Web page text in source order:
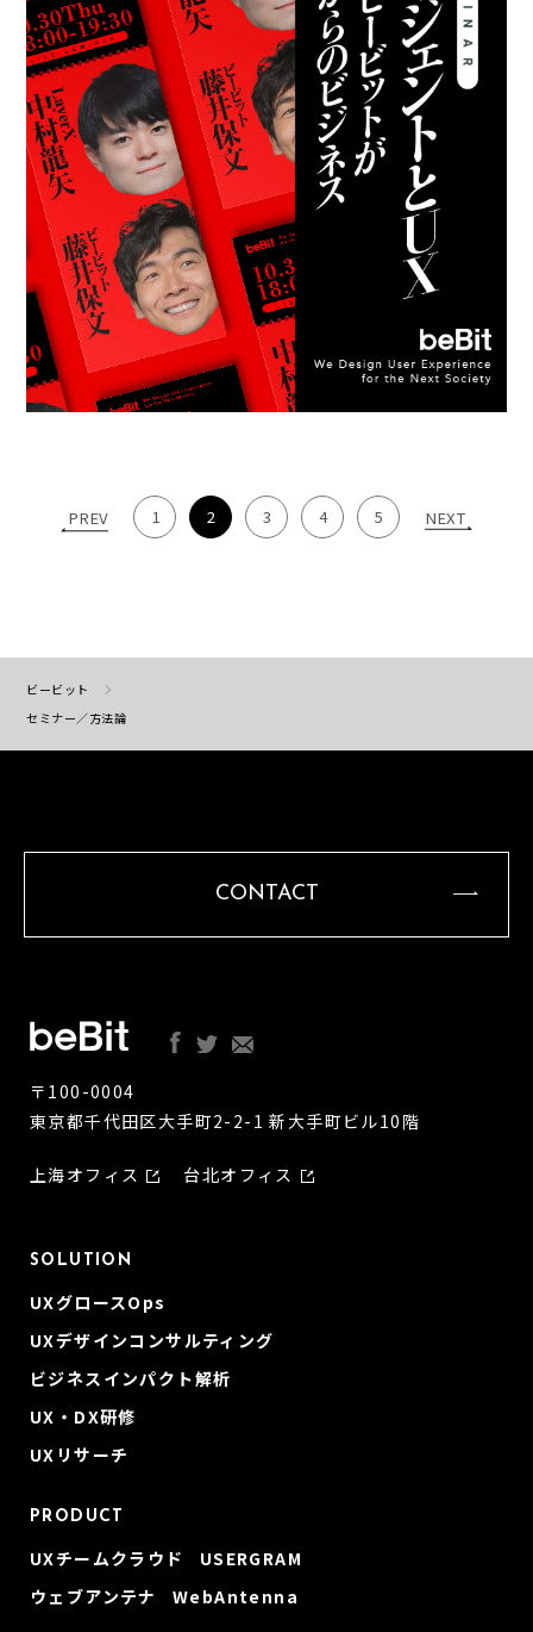
PREV 1 2 3 4 5 NEXT
ビービット
セミナー／方法論
CONTACT
〒100-0004
東京都千代田区大手町2-2-1 新大手町ビル10階
上海オフィス 台北オフィス
SOLUTION
UXグロースOps
UXデザインコンサルティング
ビジネスインパクト解析
UX・DX研修
UXリサーチ
PRODUCT
UXチームクラウド USERGRAM
ウェブアンテナ WebAntenna